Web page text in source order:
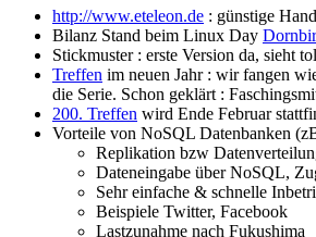
http://www.eteleon.de : günstige
Bilanz Stand beim Linux Day
Stickmuster : erste Version da, sieht
Treffen im neuen Jahr : wir fangen
die Serie. Schon geklärt :
200. Treffen wird Ende Februar
Vorteile von NoSQL Datenbanken
Replikation bzw
Dateneingabe über NoSQL,
Sehr einfache & schnelle
Beispiele Twitter, Facebook
Lastzunahme nach Fukushima